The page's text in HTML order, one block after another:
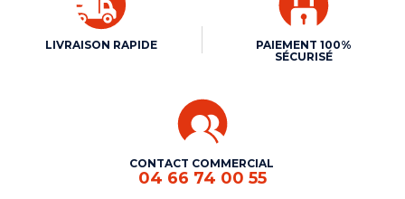
LIVRAISON RAPIDE
PAIEMENT 100%
SÉCURISÉ
CONTACT COMMERCIAL
04 66 74 00 55